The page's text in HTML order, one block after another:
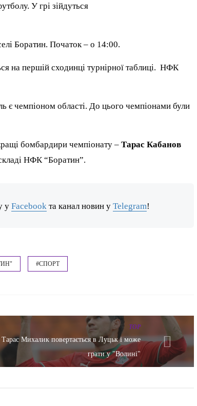
У грі зійдуться
Боратин. Початок – о 14:00.
на першій сходинці турнірної таблиці. НФК
є чемпіоном області. До цього чемпіонами були
бомбардири чемпіонату –Тарас Кабанов
НФК “Боратин”.
уFacebook та канал новин уTelegram!
#СПОРТ
TOP
Тарас Михалик повертається в Луцьк і може
грати у "Волині"